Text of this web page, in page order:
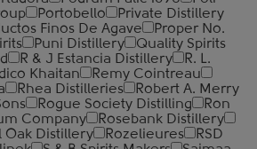
Portobello
Private Distillery
Finos De Agave
Proper No.
Puni Distillery
Quality Spirits
R & J Estancia Distillery
R. L.
Khaitan
Remy Cointreau
Rhea Distilleries
Robert A. Merry
Rogue Society Distilling
Ron
Company
Rosebank Distillery
Oak Distillery Rozelieures
RSD